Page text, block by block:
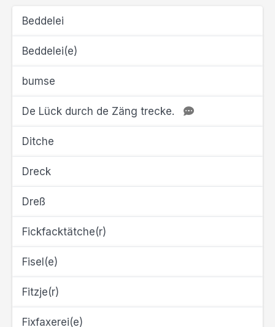
Beddelei
Beddelei(e)
bumse
De Lück durch de Zäng trecke.
Ditche
Dreck
Dreß
Fickfacktätche(r)
Fisel(e)
Fitzje(r)
Fixfaxerei(e)